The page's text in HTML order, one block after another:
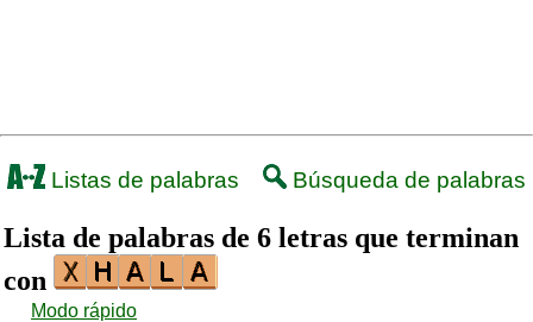
Listas de palabras Búsqueda de palabras
Lista de palabras de 6 letras que terminan
con
Modo rápido